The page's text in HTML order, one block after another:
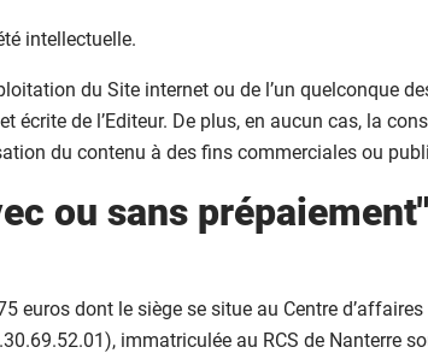
intellectuelle.
du Site internet ou de l’un quelconque
de l’Editeur. De plus, en aucun cas, la
du contenu à des fins commerciales ou
ou sans prépaiement"
euros dont le siège se situe au Centre
immatriculée au RCS de Nanterre